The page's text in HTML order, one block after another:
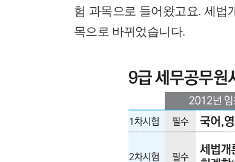
험 과목으로 들어왔고요. 세법
목으로 바뀌었습니다.